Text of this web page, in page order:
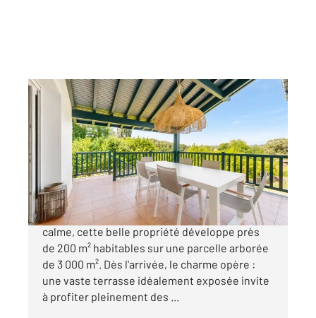
ARCANGUES 64
2, 8 pièces
Ref : 5068
Maison à vendre
980 000 €
Nichée dans un environnement privilégié, au
calme, cette belle propriété développe près
de 200 m² habitables sur une parcelle arborée
de 3 000 m². Dès l'arrivée, le charme opère :
une vaste terrasse idéalement exposée invite
à profiter pleinement des ...